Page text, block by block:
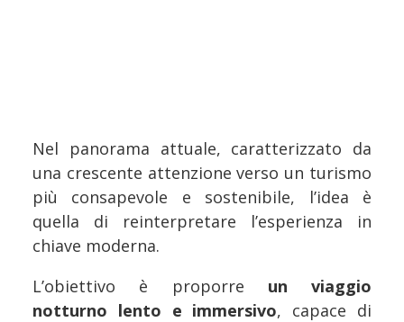
Nel panorama attuale, caratterizzato da
una crescente attenzione verso un turismo
più consapevole e sostenibile, l’idea è
quella di reinterpretare l’esperienza in
chiave moderna.
L’obiettivo è proporre un viaggio
notturno lento e immersivo, capace di